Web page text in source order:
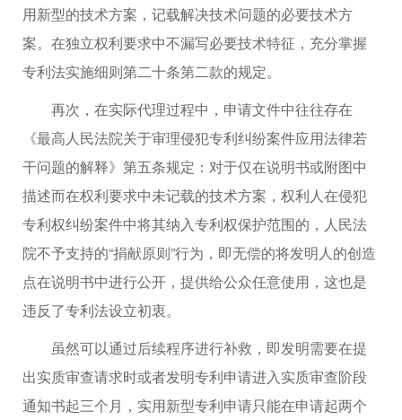
用新型的技术方案，记载解决技术问题的必要技术方
案。在独立权利要求中不漏写必要技术特征，充分掌握
专利法实施细则第二十条第二款的规定。
再次，在实际代理过程中，申请文件中往往存在
《最高人民法院关于审理侵犯专利纠纷案件应用法律若
干问题的解释》第五条规定：对于仅在说明书或附图中
描述而在权利要求中未记载的技术方案，权利人在侵犯
专利权纠纷案件中将其纳入专利权保护范围的，人民法
院不予支持的“捐献原则”行为，即无偿的将发明人的创造
点在说明书中进行公开，提供给公众任意使用，这也是
违反了专利法设立初衷。
虽然可以通过后续程序进行补救，即发明需要在提
出实质审查请求时或者发明专利申请进入实质审查阶段
通知书起三个月，实用新型专利申请只能在申请起两个